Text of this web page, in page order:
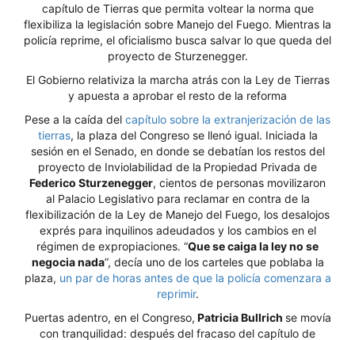
capítulo de Tierras que permita voltear la norma que
flexibiliza la legislación sobre Manejo del Fuego. Mientras la
policía reprime, el oficialismo busca salvar lo que queda del
proyecto de Sturzenegger.
El Gobierno relativiza la marcha atrás con la Ley de Tierras
y apuesta a aprobar el resto de la reforma
Pese a la caída del capítulo sobre la extranjerización de las
tierras, la plaza del Congreso se llenó igual. Iniciada la
sesión en el Senado, en donde se debatían los restos del
proyecto de Inviolabilidad de la Propiedad Privada de
Federico Sturzenegger, cientos de personas movilizaron
al Palacio Legislativo para reclamar en contra de la
flexibilización de la Ley de Manejo del Fuego, los desalojos
exprés para inquilinos adeudados y los cambios en el
régimen de expropiaciones. “Que se caiga la ley no se
negocia nada”, decía uno de los carteles que poblaba la
plaza, un par de horas antes de que la policía comenzara a
reprimir.
Puertas adentro, en el Congreso, Patricia Bullrich se movía
con tranquilidad: después del fracaso del capítulo de